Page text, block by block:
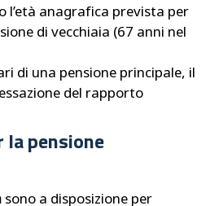
l’età anagrafica prevista per
di vecchiaia (67 anni nel
di una pensione principale, il
del rapporto
la pensione
sono a disposizione per